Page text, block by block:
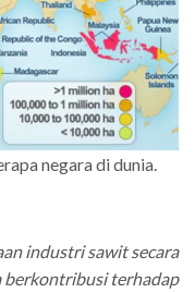
negara di dunia.
industri sawit secara
berkontribusi terhadap